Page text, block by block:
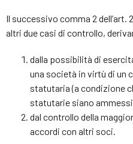
Il successivo comma 2 dell’art.
altri due casi di controllo,
dalla possibilità di
una società in virtù di un
statutaria (a condizione
statutarie siano
dal controllo della
accordi con altri soci.